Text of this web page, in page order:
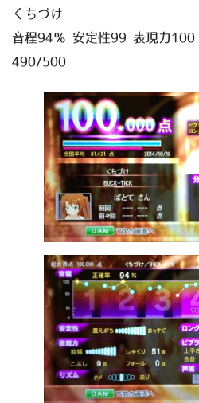
くちづけ
音程94％ 安定性99 表現力
490/500